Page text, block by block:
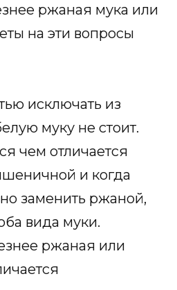
ржаная мука или
на эти вопросы
исключать из
муку не стоит.
чем отличается
и когда
заменить ржаной,
вида муки.